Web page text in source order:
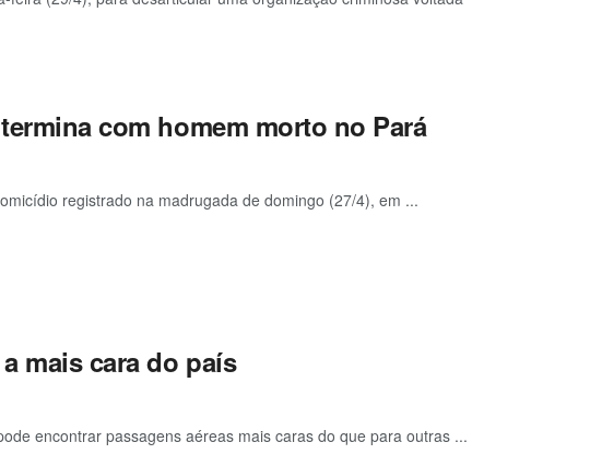
com homem morto no Pará
registrado na madrugada de domingo (27/4), em ...
mais cara do país
encontrar passagens aéreas mais caras do que para outras ...